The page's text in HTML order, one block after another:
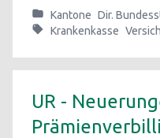
Kantone Dir.
Krankenkasse
UR -